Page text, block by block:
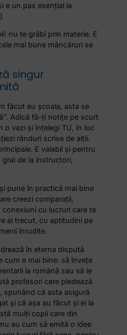
e un pas esenţial la
nu te grăbi prin materie. E
mai bune mâncăruri se
singur
făcut eu şcoala, asta se
Adică fă-ţi notiţe pe scurt
o vezi şi înţelegi TU, în loc
rânduri scrise de alţii.
E valabil şi pentru
de la instructori,
pune în practică mai bine
creezi comparaţii,
conexiuni cu lucruri care te
ai trecut, cu aptitudini pe
înrudite.
în eterna dispută
cum e mai bine: să înveţe
la română sau să le
profesori care pledează
spunând că asta asigură
şi că aşa au făcut şi ei la
mulţi copii care din
au cum să emită o idee